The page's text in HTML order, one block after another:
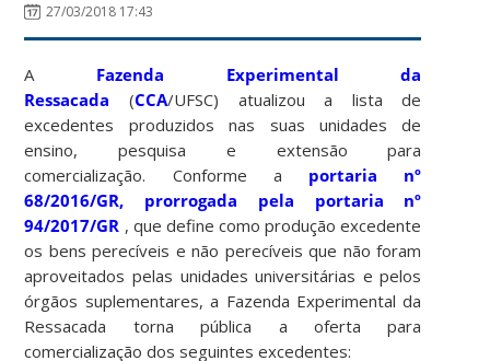
27/03/2018 17:43
A Fazenda Experimental da
Ressacada (CCA/UFSC) atualizou a lista de
excedentes produzidos nas suas unidades de
ensino, pesquisa e extensão para
comercialização. Conforme a portaria nº
68/2016/GR, prorrogada pela portaria nº
94/2017/GR , que define como produção excedente
os bens perecíveis e não perecíveis que não foram
aproveitados pelas unidades universitárias e pelos
órgãos suplementares, a Fazenda Experimental da
Ressacada torna pública a oferta para
comercialização dos seguintes excedentes: